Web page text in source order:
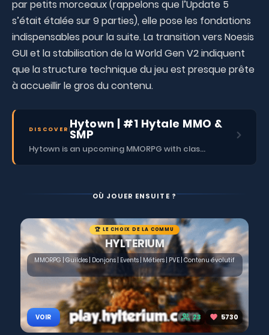
par petits morceaux (rappelons que l’Update 5
s’était étalée sur 9 parties), elle pose les fondations
indispensables pour la suite. La transition vers Noesis
GUI et la stabilisation de la World Gen V2 indiquent
que la structure technique du jeu est presque prête
à accueillir le gros du contenu.
DISCOVER Hytown | #1 Hytale MMO &
SMP
Hytown is an upcoming MMORPG with classes, dungeons, skills, social content, and more.
OÙ JOUER ENSUITE ?
🏆 LE CHOIX DE LA COMMU
HYLTERIUM
MMORPG | Guildes | Donjons | Events | Métiers | PVE | Contenu évolutif
VOIR 23 5730